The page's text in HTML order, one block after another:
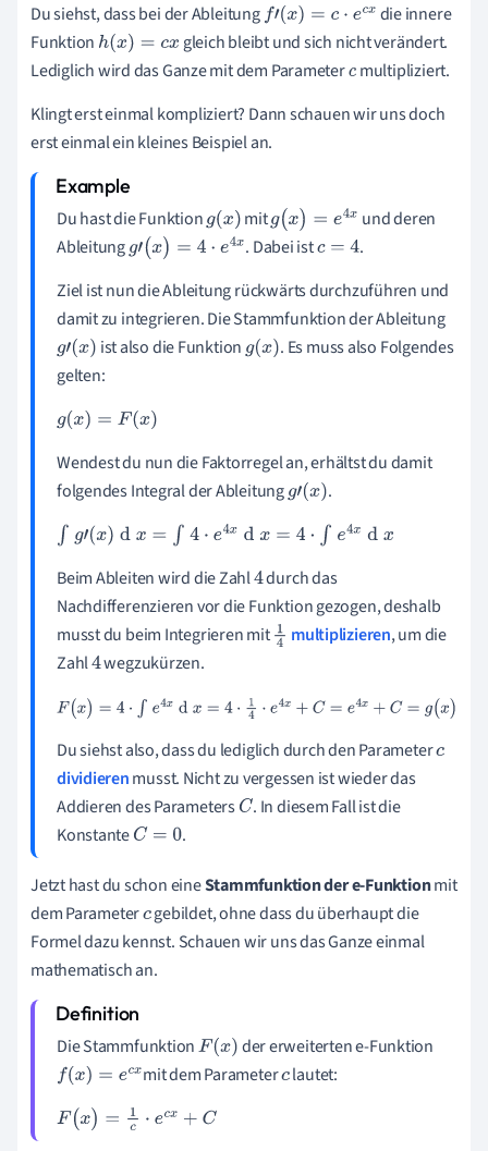
Du siehst, dass bei der Ableitungf'(x)=c ec x
die innere
Funktion h(x)=cx
gleich bleibt und sich nicht verändert.
Lediglich wird das Ganze mit dem Parameterc multipliziert.
Klingt erst einmal kompliziert? Dann schauen wir uns doch
erst einmal ein kleines Beispiel an.
Du hast die Funktiong(x) mitg(x)= e4x
und deren
Ableitungg'(x)=4 ·e4 x . Dabei istc=4
.
Ziel ist nun die Ableitung rückwärts durchzuführen und
damit zu integrieren. Die Stammfunktion der Ableitung
g'(x) ist also die Funktiong(x) . Es muss also Folgendes
gelten:
g(x)= F(x )
Wendest du nun die Faktorregel an, erhältst du damit
folgendes Integral der Ableitungg'(x) .
∫g '(x)dx= ∫4 ·e 4xd x= 4· ∫e4xd x
Beim Ableiten wird die Zahl4durch das
Nachdifferenzieren vor die Funktion gezogen, deshalb
musst du beim Integrieren mit1 multiplizieren, um die
Zahl4wegzukürzen.
F(x)=4·∫e4 x dx =4·14·e 4x+C= e4 x+C= g(x)
Du siehst also, dass du lediglich durch den Parameterc
dividierenmusst. Nicht zu vergessen ist wieder das
Addieren des ParametersC . In diesem Fall ist die
KonstanteC= 0 .
Jetzt hast du schon eineStammfunktion der e-Funktionmit
dem Parametercgebildet, ohne dass du überhaupt die
Formel dazu kennst. Schauen wir uns das Ganze einmal
mathematisch an.
Die StammfunktionF(x)
der erweiterten e-Funktion
f(x)=e cx mit dem Parameterclautet:
F(x)=1 c·e x+ C